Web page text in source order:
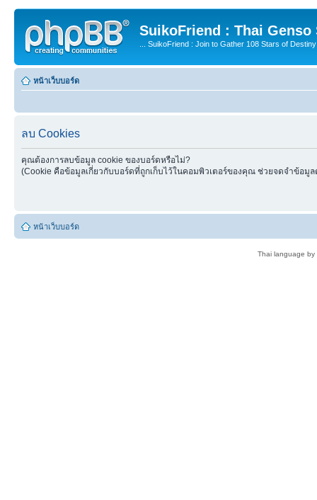
SuikoFriend : Thai Genso
... SuikoFriend : Join to Gather 108 Stars of
หน้าเว็บบอร์ด
ลบ Cookies
คุณต้องการลบข้อมูล cookie ของบอร์ดหรือไม่?
(Cookie คือข้อมูลเกี่ยวกับบอร์ดที่ถูกเก็บไว้ในคอมพิวเตอร์ของคุณ ช่วยจดจำข้อมูล
หน้าเว็บบอร์ด
Thai language by